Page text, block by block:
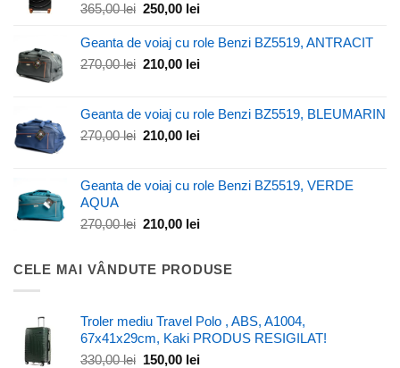
365,00lei Prețul
a
fost:
250,00 leiPrețul
este:
250,00 lei.
Geanta de voiaj cu role Benzi BZ5519, ANTRACIT
270,00lei Prețul
fost:
270,00 lei.
210,00 leiPrețul
210,00 lei.
Geanta de voiaj cu role Benzi BZ5519, BLEUMARIN
270,00lei Prețul
fost:
210,00 leiPrețul
210,00 lei.
Geanta de voiaj cu role Benzi BZ5519, VERDE
AQUA
270,00lei Prețul
fost:
210,00 leiPrețul
210,00 lei.
CELE MAI VÂNDUTE PRODUSE
Troler mediu Travel Polo , ABS, A1004,
67x41x29cm, Kaki PRODUS RESIGILAT!
330,00lei Prețul
150,00 leiPrețul